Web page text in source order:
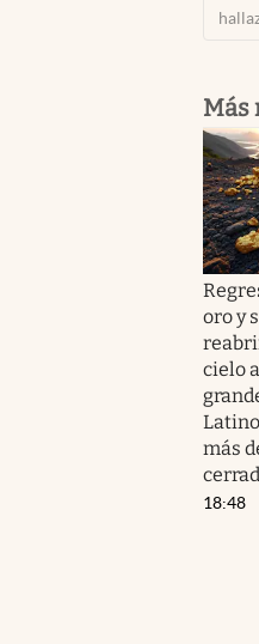
Más
oro y
cielo
más
18:48